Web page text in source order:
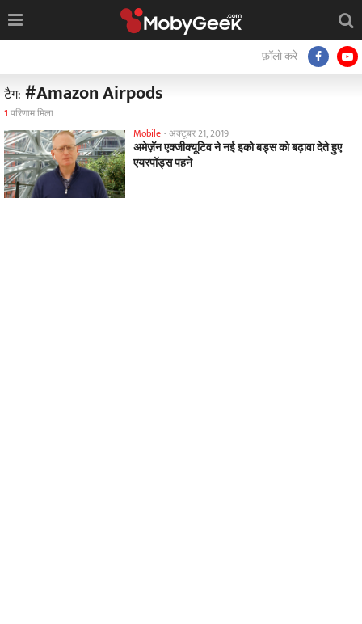
फ़ॉलो करे
टैग: #Amazon Airpods
1 परिणाम मिला
Mobile -अक्टूबर 21, 2019
अमेज़ॅन एक्जीक्यूटिव ने नई इको बड्स को बढ़ावा देते हुए
एयरपॉड्स पहने